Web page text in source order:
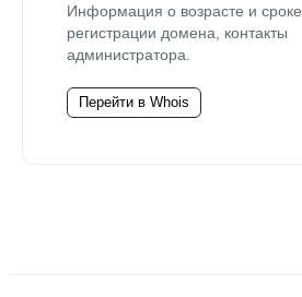
Информация о возрасте и сроке
регистрации домена, контакты
администратора.
Перейти в Whois